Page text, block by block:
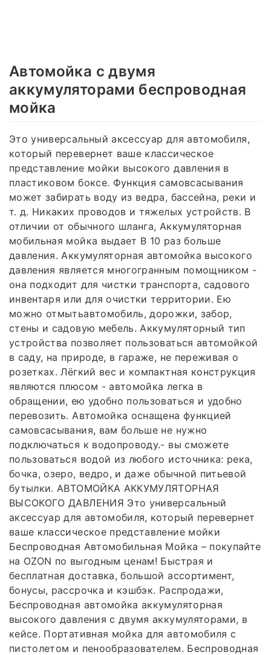
Автомойка с двумя
аккумуляторами беспроводная
мойка
Это универсальный аксессуар для автомобиля,
который перевернет ваше классическое
представление мойки высокого давления в
пластиковом боксе. Функция самовсасывания
может забирать воду из ведра, бассейна, реки и
т. д. Никаких проводов и тяжелых устройств. В
отличии от обычного шланга, Аккумуляторная
мобильная мойка выдает В 10 раз больше
давления. Аккумуляторная автомойка высокого
давления является многогранным помощником -
она подходит для чистки транспорта, садового
инвентаря или для очистки территории. Ею
можно отмытьавтомобиль, дорожки, забор,
стены и садовую мебель. Аккумуляторный тип
устройства позволяет пользоваться автомойкой
в саду, на природе, в гараже, не переживая о
розетках. Лёгкий вес и компактная конструкция
являются плюсом - автомойка легка в
обращении, ею удобно пользоваться и удобно
перевозить. Автомойка оснащена функцией
самовсасывания, вам больше не нужно
подключаться к водопроводу.- вы сможете
пользоваться водой из любого источника: река,
бочка, озеро, ведро, и даже обычной питьевой
бутылки. АВТОМОЙКА АККУМУЛЯТОРНАЯ
ВЫСОКОГО ДАВЛЕНИЯ Это универсальный
аксессуар для автомобиля, который перевернет
ваше классическое представление мойки
Беспроводная Автомобильная Мойка – покупайте
на OZON по выгодным ценам! Быстрая и
бесплатная доставка, большой ассортимент,
бонусы, рассрочка и кэшбэк. Распродажи,
Беспроводная автомойка аккумуляторная
высокого давления с двумя аккумуляторами, в
кейсе. Портативная мойка для автомобиля с
пистолетом и пенообразователем. Беспроводная